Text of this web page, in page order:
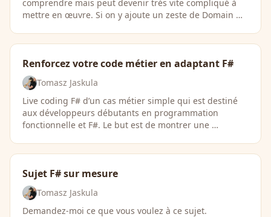
comprendre mais peut devenir très vite compliqué à
mettre en œuvre. Si on y ajoute un zeste de Domain …
Renforcez votre code métier en adaptant F#
Tomasz Jaskula
Live coding F# d’un cas métier simple qui est destiné
aux développeurs débutants en programmation
fonctionnelle et F#. Le but est de montrer une …
Sujet F# sur mesure
Tomasz Jaskula
Demandez-moi ce que vous voulez à ce sujet.